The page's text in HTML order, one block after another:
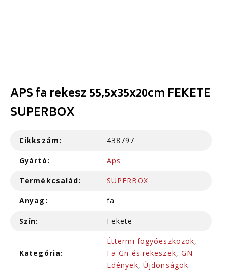
APS fa rekesz 55,5x35x20cm FEKETE
SUPERBOX
Cikkszám: 438797
Gyártó: Aps
Termékcsalád: SUPERBOX
Anyag: fa
Szín: Fekete
Kategória:
Éttermi fogyóeszközök,
Fa Gn és rekeszek,GN
Edények, Újdonságok